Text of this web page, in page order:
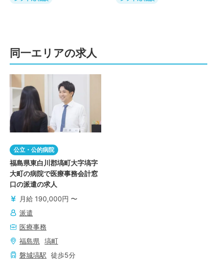
同一エリアの求人
公立・公的病院
福島県東白川郡塙町大字塙字
大町の病院で医療事務会計窓
口の派遣の求人
月給 190,000円 〜
派遣
医療事務
福島県
塙町
磐城塙駅 徒歩5分